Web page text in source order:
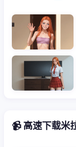
📹 高速下载米